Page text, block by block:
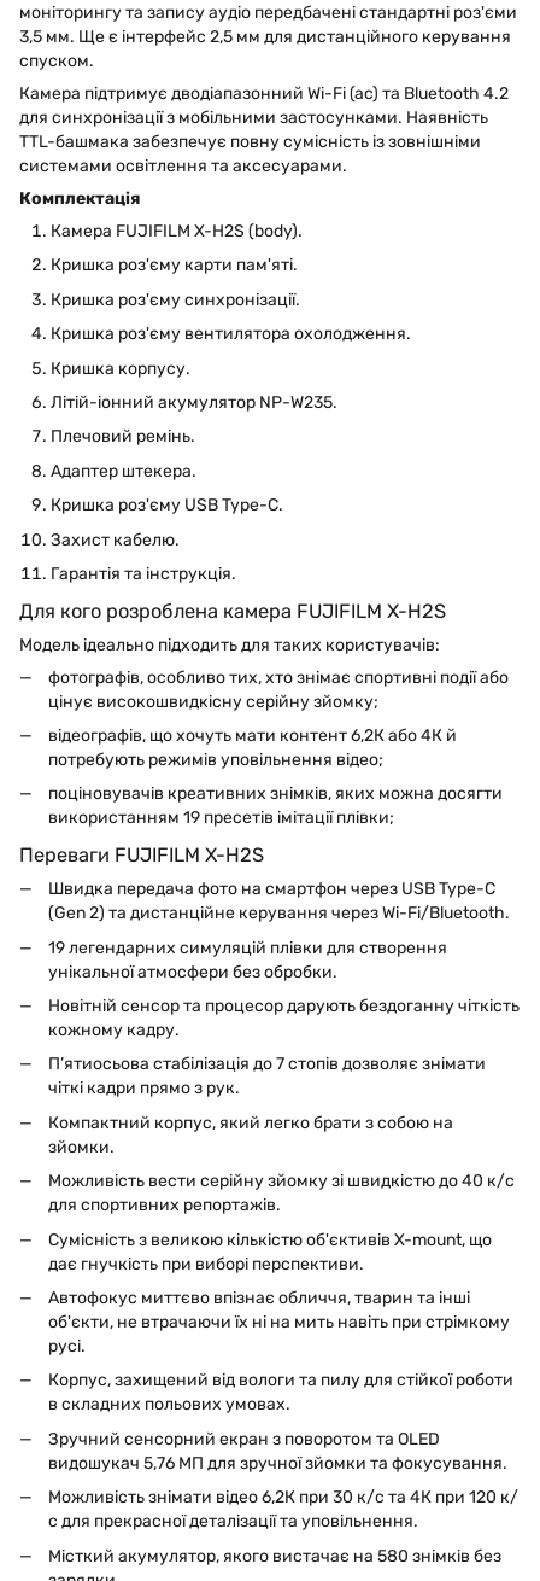
моніторингу та запису аудіо передбачені стандартні роз'єми
3,5 мм. Ще є інтерфейс 2,5 мм для дистанційного керування
спуском.
Камера підтримує дводіапазонний Wi-Fi (ac) та Bluetooth 4.2
для синхронізації з мобільними застосунками. Наявність
TTL-башмака забезпечує повну сумісність із зовнішніми
системами освітлення та аксесуарами.
Комплектація
Камера FUJIFILM X-H2S (body).
Кришка роз'єму карти пам'яті.
Кришка роз'єму синхронізації.
Кришка роз'єму вентилятора охолодження.
Кришка корпусу.
Літій-іонний акумулятор NP-W235.
Плечовий ремінь.
Адаптер штекера.
Кришка роз'єму USB Type-C.
Захист кабелю.
Гарантія та інструкція.
Для кого розроблена камера FUJIFILM X-H2S
Модель ідеально підходить для таких користувачів:
фотографів, особливо тих, хто знімає спортивні події або
цінує високошвидкісну серійну зйомку;
відеографів, що хочуть мати контент 6,2К або 4К й
потребують режимів уповільнення відео;
поціновувачів креативних знімків, яких можна досягти
використанням 19 пресетів імітації плівки;
Переваги FUJIFILM X-H2S
Швидка передача фото на смартфон через USB Type-C
(Gen 2) та дистанційне керування через Wi-Fi/Bluetooth.
19 легендарних симуляцій плівки для створення
унікальної атмосфери без обробки.
Новітній сенсор та процесор дарують бездоганну чіткість
кожному кадру.
П’ятиосьова стабілізація до 7 стопів дозволяє знімати
чіткі кадри прямо з рук.
Компактний корпус, який легко брати з собою на
зйомки.
Можливість вести серійну зйомку зі швидкістю до 40 к/с
для спортивних репортажів.
Сумісність з великою кількістю об'єктивів X-mount, що
дає гнучкість при виборі перспективи.
Автофокус миттєво впізнає обличчя, тварин та інші
об'єкти, не втрачаючи їх ні на мить навіть при стрімкому
русі.
Корпус, захищений від вологи та пилу для стійкої роботи
в складних польових умовах.
Зручний сенсорний екран з поворотом та OLED
видошукач 5,76 МП для зручної зйомки та фокусування.
Можливість знімати відео 6,2К при 30 к/с та 4К при 120 к/
с для прекрасної деталізації та уповільнення.
Місткий акумулятор, якого вистачає на 580 знімків без